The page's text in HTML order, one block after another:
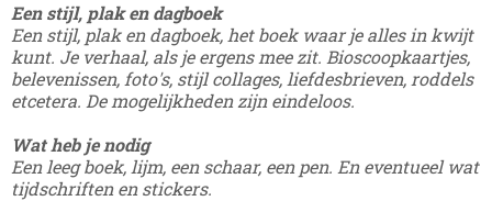
Een stijl, plak en dagboek
Een stijl, plak en dagboek, het boek waar je alles in kwijt
kunt. Je verhaal, als je ergens mee zit. Bioscoopkaartjes,
belevenissen, foto's, stijl collages, liefdesbrieven, roddels
etcetera. De mogelijkheden zijn eindeloos.
Wat heb je nodig
Een leeg boek, lijm, een schaar, een pen. En eventueel wat
tijdschriften en stickers.